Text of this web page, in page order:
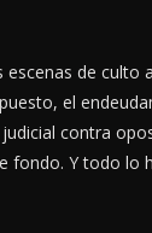
de culto
el
contra
Y todo lo